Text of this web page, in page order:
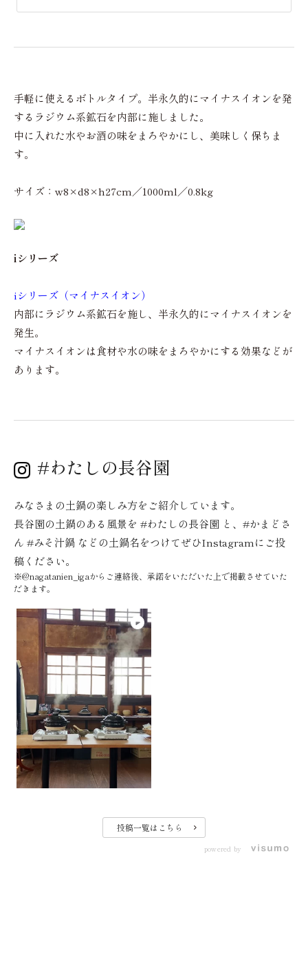
手軽に使えるボトルタイプ。半永久的にマイナスイオンを発
するラジウム系鉱石を内部に施しました。
中に入れた水やお酒の味をまろやかにし、美味しく保ちま
す。
サイズ：w8×d8×h27cm／1000ml／0.8kg
iシリーズ
iシリーズ（マイナスイオン）
内部にラジウム系鉱石を施し、半永久的にマイナスイオンを
発生。
マイナスイオンは食材や水の味をまろやかにする効果などが
あります。
#わたしの長谷園
みなさまの土鍋の楽しみ方をご紹介しています。
長谷園の土鍋のある風景を #わたしの長谷園 と、#かまどさ
ん #みそ汁鍋 などの土鍋名をつけてぜひInstagramにご投
稿ください。
※@nagatanien_igaからご連絡後、承諾をいただいた上で掲載させていた
だきます。
投稿一覧はこちら
powered by